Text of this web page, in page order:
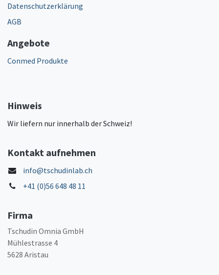
Datenschutzerklärung
AGB
Angebote
Conmed Produkte
Hinweis
Wir liefern nur innerhalb der Schweiz!
Kontakt aufnehmen
info@tschudinlab.ch
+41 (0)56 648 48 11
Firma
Tschudin Omnia GmbH
Mühlestrasse 4
5628 Aristau